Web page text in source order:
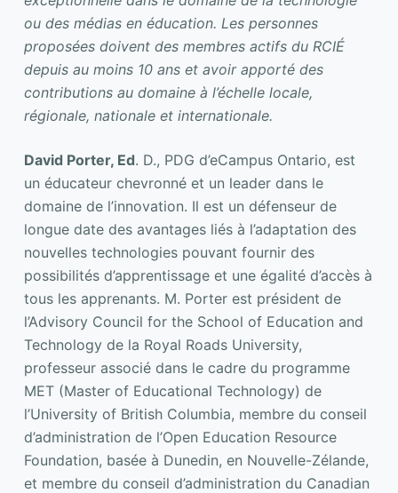
ou des médias en éducation. Les personnes
proposées doivent des membres actifs du RCIÉ
depuis au moins 10 ans et avoir apporté des
contributions au domaine à l’échelle locale,
régionale, nationale et internationale.
David Porter, Ed. D., PDG d’eCampus Ontario, est
un éducateur chevronné et un leader dans le
domaine de l’innovation. Il est un défenseur de
longue date des avantages liés à l’adaptation des
nouvelles technologies pouvant fournir des
possibilités d’apprentissage et une égalité d’accès à
tous les apprenants. M. Porter est président de
l’Advisory Council for the School of Education and
Technology de la Royal Roads University,
professeur associé dans le cadre du programme
MET (Master of Educational Technology) de
l’University of British Columbia, membre du conseil
d’administration de l’Open Education Resource
Foundation, basée à Dunedin, en Nouvelle-Zélande,
et membre du conseil d’administration du Canadian